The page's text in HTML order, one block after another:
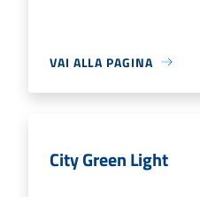
VAI ALLA PAGINA
City Green Light